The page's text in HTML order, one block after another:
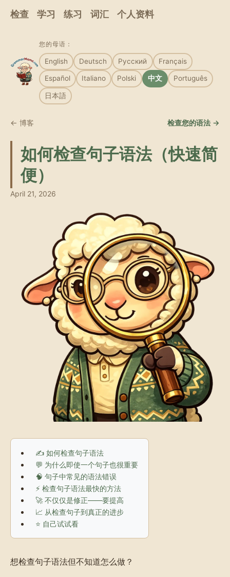
检查 学习 练习 词汇 个人资料
您的母语：
English Deutsch Русский Français
Español Italiano Polski 中文 Português
日本語
← 博客 检查您的语法 →
如何检查句子语法（快速简
便）
April 21, 2026
✍️ 如何检查句子语法
💬 为什么即使一个句子也很重要
🧠 句子中常见的语法错误
⚡ 检查句子语法最快的方法
🚀 不仅仅是修正——要提高
📈 从检查句子到真正的进步
⭐ 自己试试看
想检查句子语法但不知道怎么做？